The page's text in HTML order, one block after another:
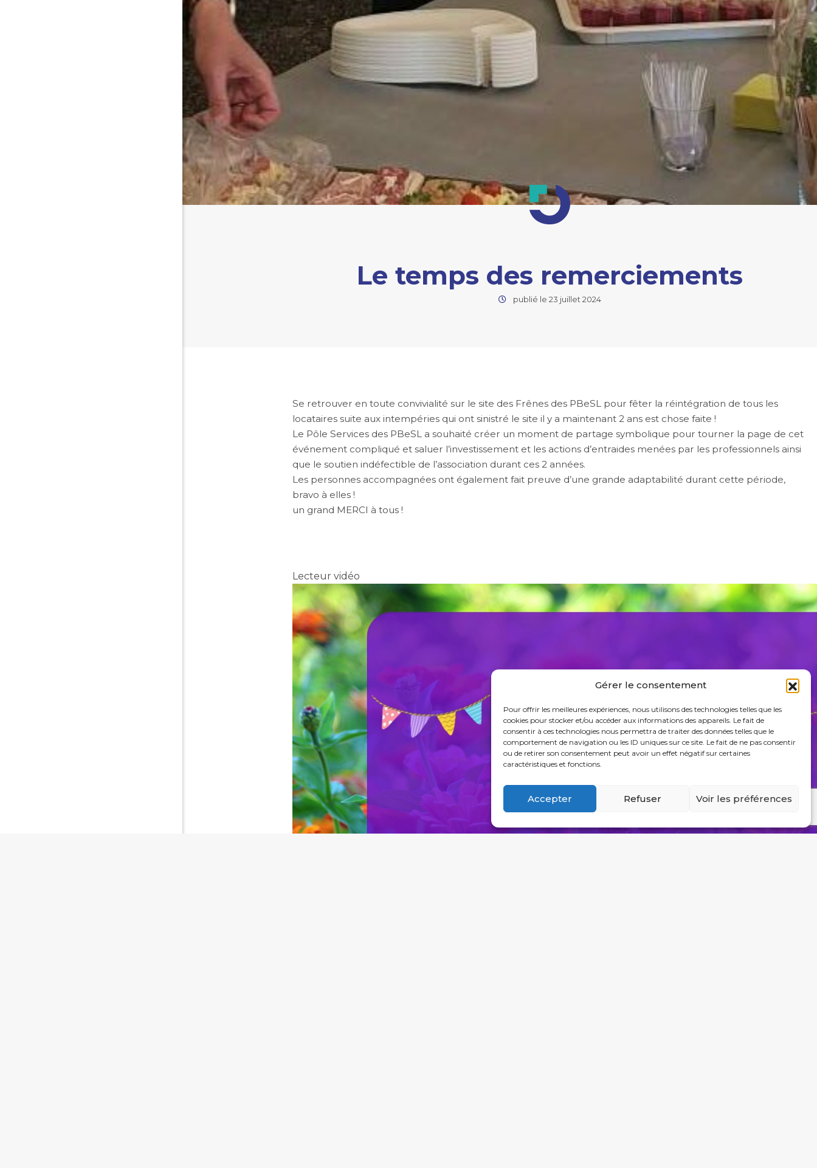
Gérer le consentement
Pour offrir les meilleures expériences, nous utilisons des technologies telles que les
cookies pour stocker et/ou accéder aux informations des appareils. Le fait de
consentir à ces technologies nous permettra de traiter des données telles que le
comportement de navigation ou les ID uniques sur ce site. Le fait de ne pas consentir
ou de retirer son consentement peut avoir un effet négatif sur certaines
caractéristiques et fonctions.
Accepter Refuser Voir les préférences
Le temps des remerciements
publié le 23 juillet 2024
Se retrouver en toute convivialité sur le site des Frênes des PBeSL pour fêter la réintégration de tous les
locataires suite aux intempéries qui ont sinistré le site il y a maintenant 2 ans est chose faite !
Le Pôle Services des PBeSL a souhaité créer un moment de partage symbolique pour tourner la page de cet
événement compliqué et saluer l’investissement et les actions d’entraides menées par les professionnels ainsi
que le soutien indéfectible de l’association durant ces 2 années.
Les personnes accompagnées ont également fait preuve d’une grande adaptabilité durant cette période,
bravo à elles !
un grand MERCI à tous !
Lecteur vidéo